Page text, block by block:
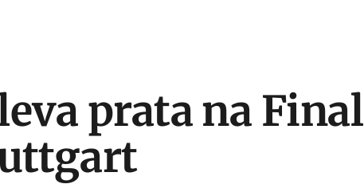
prata na Final